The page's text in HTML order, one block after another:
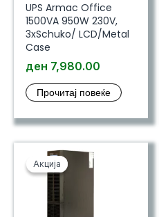
UPS Armac Office
1500VA 950W 230V,
3xSchuko/ LCD/Metal
Case
ден 7,980.00
Прочитај повеќе
Акција
Акција